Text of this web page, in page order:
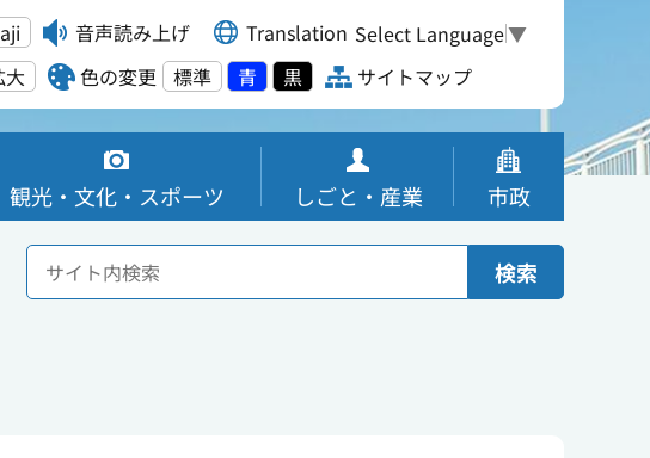
音声読み上げ Translation Select Language▼
大 色の変更 標準 青 黒 サイトマップ
観光・文化・スポーツ しごと・産業 市政
検索